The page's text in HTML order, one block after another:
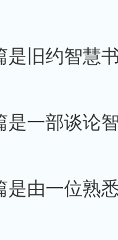
是旧约智慧
是一部谈论
是由一位熟